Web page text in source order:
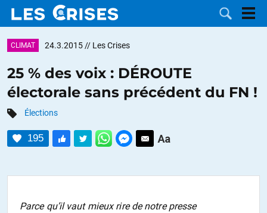
DOSSIERS
CATÉGORIES
CLIMAT 24.3.2015 // Les Crises
25 % des voix : DÉROUTE
électorale sans précédent du FN !
Élections
195
Parce qu’il vaut mieux rire de notre presse